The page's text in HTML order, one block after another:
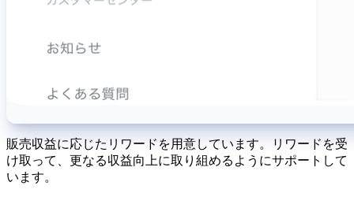
販売収益に応じたリワードを用意しています。リワードを受
け取って、更なる収益向上に取り組めるようにサポートして
います。